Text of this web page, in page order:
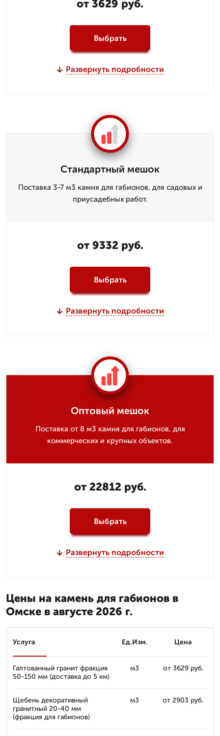
от 3629 руб.
Выбрать
Развернуть подробности
Стандартный мешок
Поставка 3-7 м3 камня для габионов, для садовых и
приусадебных работ.
от 9332 руб.
Выбрать
Развернуть подробности
Оптовый мешок
Поставка от 8 м3 камня для габионов, для
коммерческих и крупных объектов.
от 22812 руб.
Выбрать
Развернуть подробности
Цены на камень для габионов в
Омске в августе 2026 г.
Услуга Ед.Изм. Цена
Галтованный гранит фракция
50-150 мм (доставка до 5 км)
м3 от 3629 руб.
Щебень декоративный
гранитный 20-40 мм
(фракция для габионов)
м3 от 2903 руб.